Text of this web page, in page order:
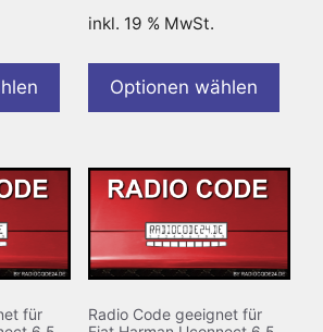
inkl. 19 % MwSt.
Optionen wählen
für
Radio Code geeignet für